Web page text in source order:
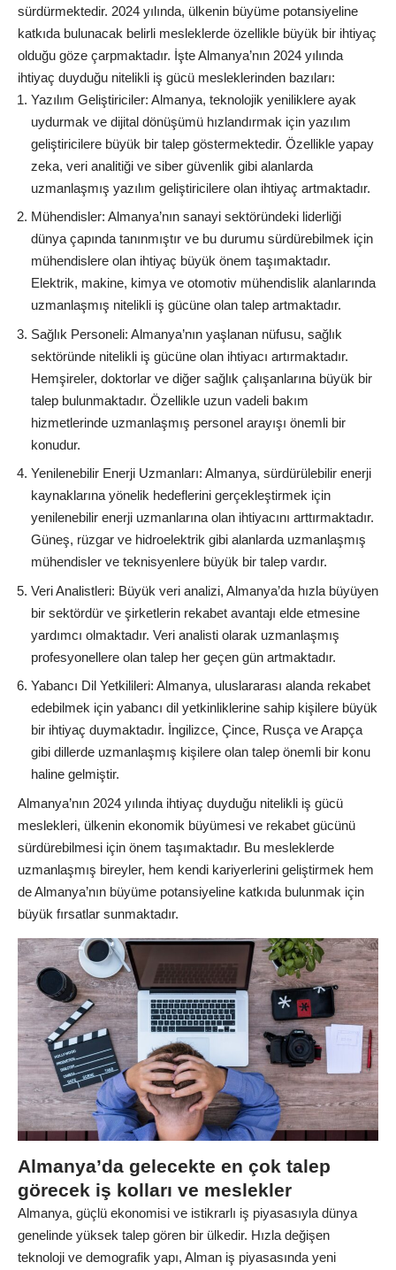
sürdürmektedir. 2024 yılında, ülkenin büyüme potansiyeline
katkıda bulunacak belirli mesleklerde özellikle büyük bir ihtiyaç
olduğu göze çarpmaktadır. İşte Almanya’nın 2024 yılında
ihtiyaç duyduğu nitelikli iş gücü mesleklerinden bazıları:
Yazılım Geliştiriciler: Almanya, teknolojik yeniliklere ayak
uydurmak ve dijital dönüşümü hızlandırmak için yazılım
geliştiricilere büyük bir talep göstermektedir. Özellikle yapay
zeka, veri analitiği ve siber güvenlik gibi alanlarda
uzmanlaşmış yazılım geliştiricilere olan ihtiyaç artmaktadır.
Mühendisler: Almanya’nın sanayi sektöründeki liderliği
dünya çapında tanınmıştır ve bu durumu sürdürebilmek için
mühendislere olan ihtiyaç büyük önem taşımaktadır.
Elektrik, makine, kimya ve otomotiv mühendislik alanlarında
uzmanlaşmış nitelikli iş gücüne olan talep artmaktadır.
Sağlık Personeli: Almanya’nın yaşlanan nüfusu, sağlık
sektöründe nitelikli iş gücüne olan ihtiyacı artırmaktadır.
Hemşireler, doktorlar ve diğer sağlık çalışanlarına büyük bir
talep bulunmaktadır. Özellikle uzun vadeli bakım
hizmetlerinde uzmanlaşmış personel arayışı önemli bir
konudur.
Yenilenebilir Enerji Uzmanları: Almanya, sürdürülebilir enerji
kaynaklarına yönelik hedeflerini gerçekleştirmek için
yenilenebilir enerji uzmanlarına olan ihtiyacını arttırmaktadır.
Güneş, rüzgar ve hidroelektrik gibi alanlarda uzmanlaşmış
mühendisler ve teknisyenlere büyük bir talep vardır.
Veri Analistleri: Büyük veri analizi, Almanya’da hızla büyüyen
bir sektördür ve şirketlerin rekabet avantajı elde etmesine
yardımcı olmaktadır. Veri analisti olarak uzmanlaşmış
profesyonellere olan talep her geçen gün artmaktadır.
Yabancı Dil Yetkilileri: Almanya, uluslararası alanda rekabet
edebilmek için yabancı dil yetkinliklerine sahip kişilere büyük
bir ihtiyaç duymaktadır. İngilizce, Çince, Rusça ve Arapça
gibi dillerde uzmanlaşmış kişilere olan talep önemli bir konu
haline gelmiştir.
Almanya’nın 2024 yılında ihtiyaç duyduğu nitelikli iş gücü
meslekleri, ülkenin ekonomik büyümesi ve rekabet gücünü
sürdürebilmesi için önem taşımaktadır. Bu mesleklerde
uzmanlaşmış bireyler, hem kendi kariyerlerini geliştirmek hem
de Almanya’nın büyüme potansiyeline katkıda bulunmak için
büyük fırsatlar sunmaktadır.
Almanya’da gelecekte en çok talep
görecek iş kolları ve meslekler
Almanya, güçlü ekonomisi ve istikrarlı iş piyasasıyla dünya
genelinde yüksek talep gören bir ülkedir. Hızla değişen
teknoloji ve demografik yapı, Alman iş piyasasında yeni